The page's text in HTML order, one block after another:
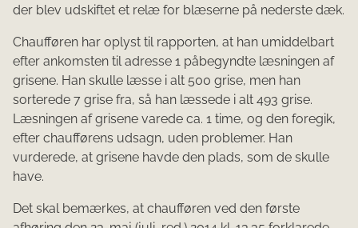
der blev udskiftet et relæ for blæserne på nederste dæk.
Chaufføren har oplyst til rapporten, at han umiddelbart
efter ankomsten til adresse 1 påbegyndte læsningen af
grisene. Han skulle læsse i alt 500 grise, men han
sorterede 7 grise fra, så han læssede i alt 493 grise.
Læsningen af grisene varede ca. 1 time, og den foregik,
efter chaufførens udsagn, uden problemer. Han
vurderede, at grisene havde den plads, som de skulle
have.
Det skal bemærkes, at chaufføren ved den første